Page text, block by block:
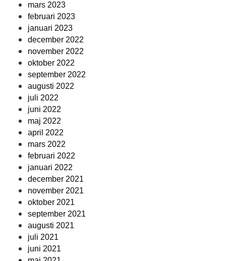
mars 2023
februari 2023
januari 2023
december 2022
november 2022
oktober 2022
september 2022
augusti 2022
juli 2022
juni 2022
maj 2022
april 2022
mars 2022
februari 2022
januari 2022
december 2021
november 2021
oktober 2021
september 2021
augusti 2021
juli 2021
juni 2021